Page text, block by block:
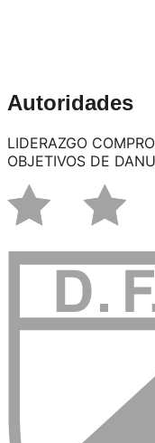
Autoridades
LIDERAZGO
OBJETIVOS DE